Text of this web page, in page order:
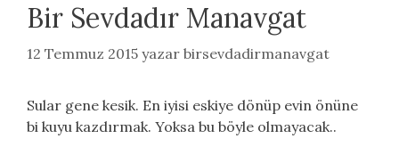
Bir Sevdadır Manavgat
12 Temmuz 2015 yazar birsevdadirmanavgat
Sular gene kesik. En iyisi eskiye dönüp evin önüne
bi kuyu kazdırmak. Yoksa bu böyle olmayacak..